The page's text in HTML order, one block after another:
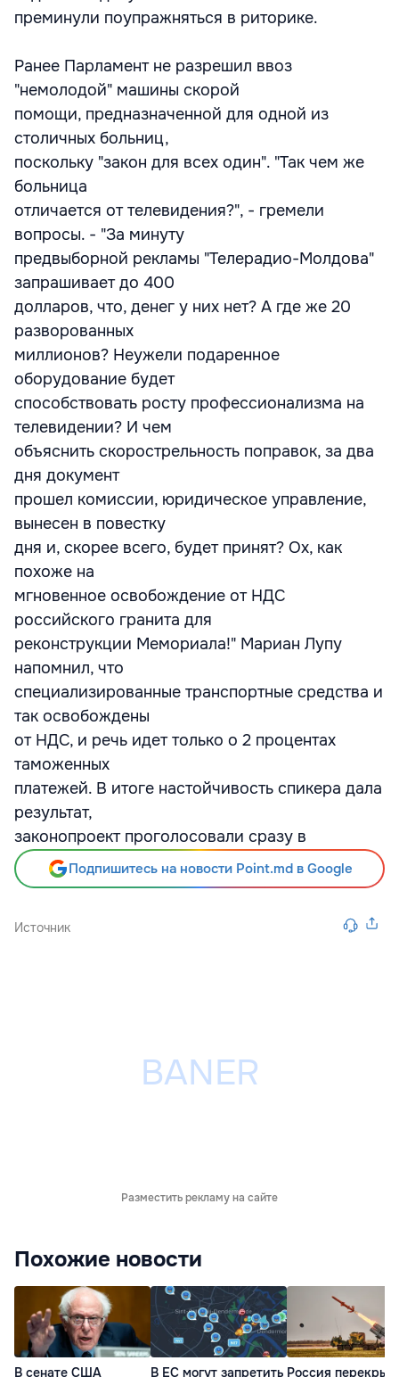
преминули поупражняться в риторике.
Ранее Парламент не разрешил ввоз
"немолодой" машины скорой
помощи, предназначенной для одной из
столичных больниц,
поскольку "закон для всех один". "Так чем же
больница
отличается от телевидения?", - гремели
вопросы. - "За минуту
предвыборной рекламы "Телерадио-Молдова"
запрашивает до 400
долларов, что, денег у них нет? А где же 20
разворованных
миллионов? Неужели подаренное
оборудование будет
способствовать росту профессионализма на
телевидении? И чем
объяснить скорострельность поправок, за два
дня документ
прошел комиссии, юридическое управление,
вынесен в повестку
дня и, скорее всего, будет принят? Ох, как
похоже на
мгновенное освобождение от НДС
российского гранита для
реконструкции Мемориала!" Мариан Лупу
напомнил, что
специализированные транспортные средства и
так освобождены
от НДС, и речь идет только о 2 процентах
таможенных
платежей. В итоге настойчивость спикера дала
результат,
законопроект проголосовали сразу в
Подпишитесь на новости Point.md в Google
Источник
Разместить рекламу на сайте
Похожие новости
В сенате США
В ЕС могут запретить Россия